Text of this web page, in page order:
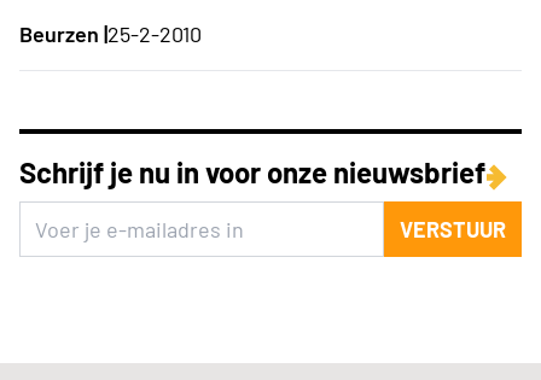
Beurzen |25-2-2010
Schrijf je nu in voor onze nieuwsbrief
VERSTUUR